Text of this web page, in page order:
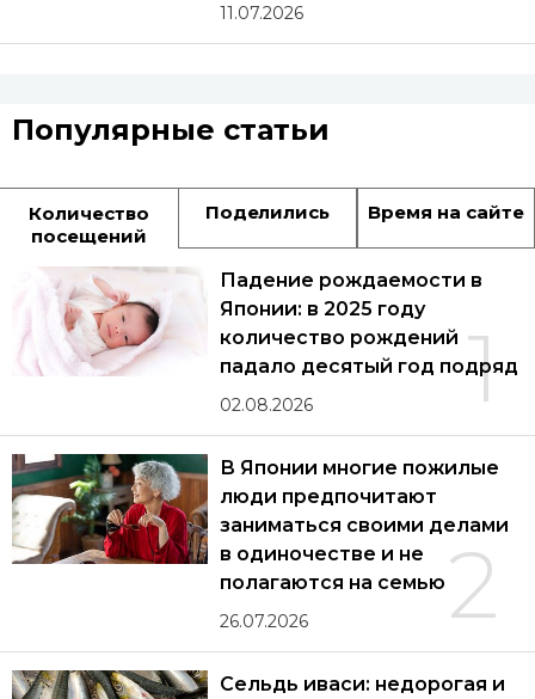
11.07.2026
Популярные статьи
Количество
посещений
Поделились Время на сайте
1
Падение рождаемости в
Японии: в 2025 году
количество рождений
падало десятый год подряд
02.08.2026
2
В Японии многие пожилые
люди предпочитают
заниматься своими делами
в одиночестве и не
полагаются на семью
26.07.2026
Сельдь иваси: недорогая и